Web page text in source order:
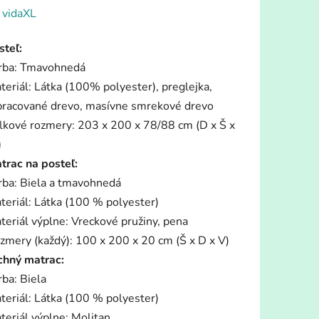
vidaXL
Tmavohnedá
Látka (100% polyester), preglejka,
drevo, masívne smrekové drevo
rozmery: 203 x 200 x 78/88 cm (D x Š x
na posteľ:
Biela a tmavohnedá
Látka (100 % polyester)
výplne: Vreckové pružiny, pena
(každý): 100 x 200 x 20 cm (Š x D x V)
matrac:
Biela
Látka (100 % polyester)